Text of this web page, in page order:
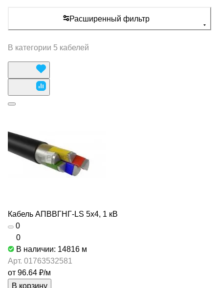
Расширенный фильтр
В категории 5 кабелей
Кабель АПВВГНГ-LS 5х4, 1 кВ
0
0
В наличии: 14816 м
Арт. 01763532581
от 96.64 ₽/м
В корзину